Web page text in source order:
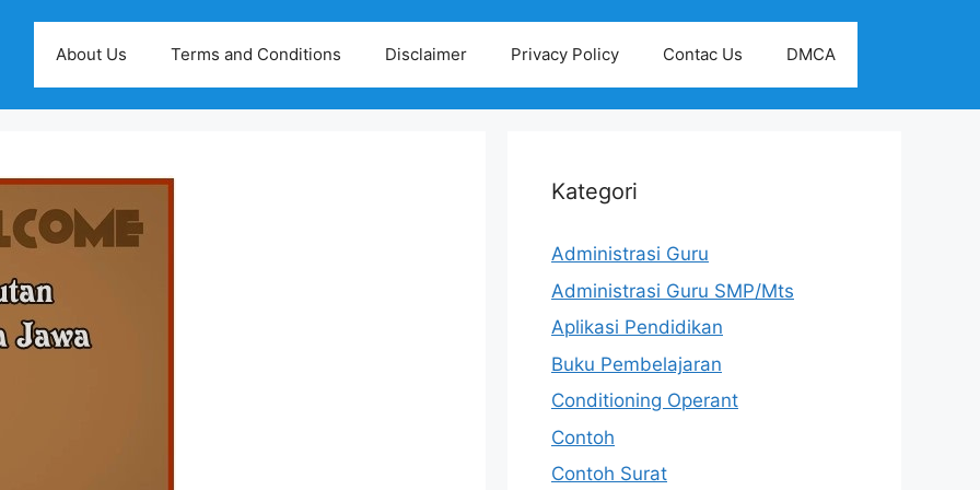
About Us Terms and Conditions Disclaimer Privacy Policy Contac Us DMCA
Kategori
Administrasi Guru
Administrasi Guru SMP/Mts
Aplikasi Pendidikan
Buku Pembelajaran
Conditioning Operant
Contoh
Contoh Surat